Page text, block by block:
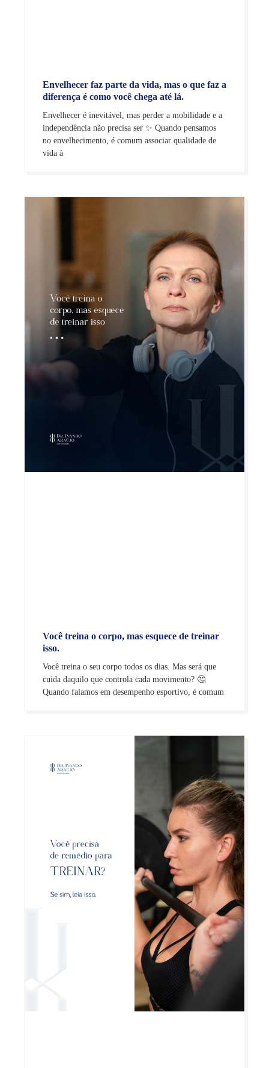
Envelhecer faz parte da vida, mas o que faz a
diferença é como você chega até lá.
Envelhecer é inevitável, mas perder a mobilidade e a
independência não precisa ser ✨ Quando pensamos
no envelhecimento, é comum associar qualidade de
vida à
Você treina o corpo, mas esquece de treinar
isso.
Você treina o seu corpo todos os dias. Mas será que
cuida daquilo que controla cada movimento? 🤔
Quando falamos em desempenho esportivo, é comum